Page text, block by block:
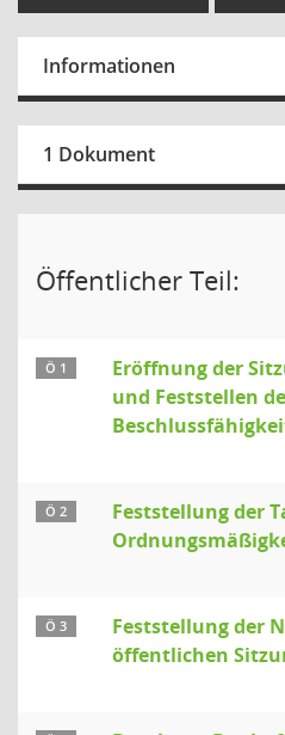
Informationen
1 Dokument
Öffentlicher Teil:
Ö 1
Eröffnung der
und Feststellen
Ö 2
Feststellung der
Ö 3
Feststellung der
öffentlichen